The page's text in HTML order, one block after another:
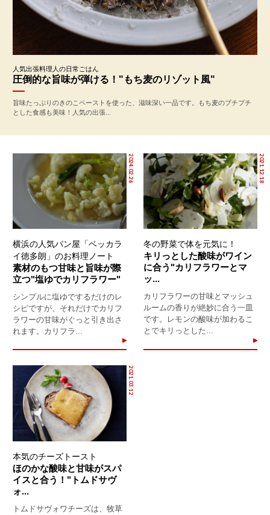
人気出張料理人の日常ごはん
圧倒的な旨味が弾ける！"もち麦のリゾット風"
旨味たっぷりのきのこペーストを使った、滋味深い一品です。もち麦のプチプチ
とした食感も美味！人気の出張...
2024.02.26
横浜の人気パン屋「ベッカラ
イ徳多朗」のお料理ノート
素材のもつ甘味と旨味が際
立つ"塩ゆでカリフラワー"
シンプルに塩ゆでするだけのレ
シピですが、それだけでカリフ
ラワーの甘味がぐっと引き出さ
れます。カリフラ...
2021.12.18
冬の野菜で体を元気に！
キリっとした酸味がワイン
に合う"カリフラワーとマ
ッ...
カリフラワーの甘味とマッシュ
ルームの香りが絶妙に合う一皿
です。レモンの酸味が加わるこ
とでキリっとした...
2021.03.12
本気のチーズトースト
ほのかな酸味と甘味がスパ
イスと合う！"トムドサヴ
ォ...
トムドサヴォワチーズは、牧草